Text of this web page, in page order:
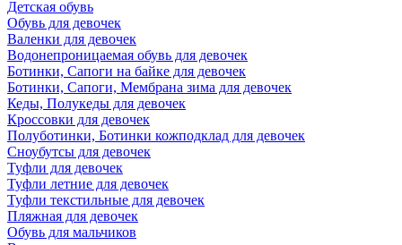
Детская обувь
Обувь для девочек
Валенки для девочек
Водонепроницаемая обувь для девочек
Ботинки, Сапоги на байке для девочек
Ботинки, Сапоги, Мембрана зима для девочек
Кеды, Полукеды для девочек
Кроссовки для девочек
Полуботинки, Ботинки кожподклад для девочек
Сноубутсы для девочек
Туфли для девочек
Туфли летние для девочек
Туфли текстильные для девочек
Пляжная для девочек
Обувь для мальчиков